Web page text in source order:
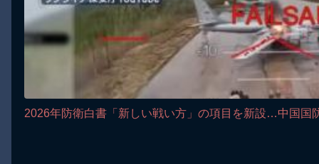
2026年防衛白書「新しい戦い方」の項目を新設…中国国